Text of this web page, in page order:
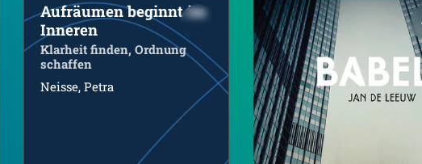
Aufräumen beginnt im
Inneren
Klarheit finden, Ordnung
schaffen
Neisse, Petra